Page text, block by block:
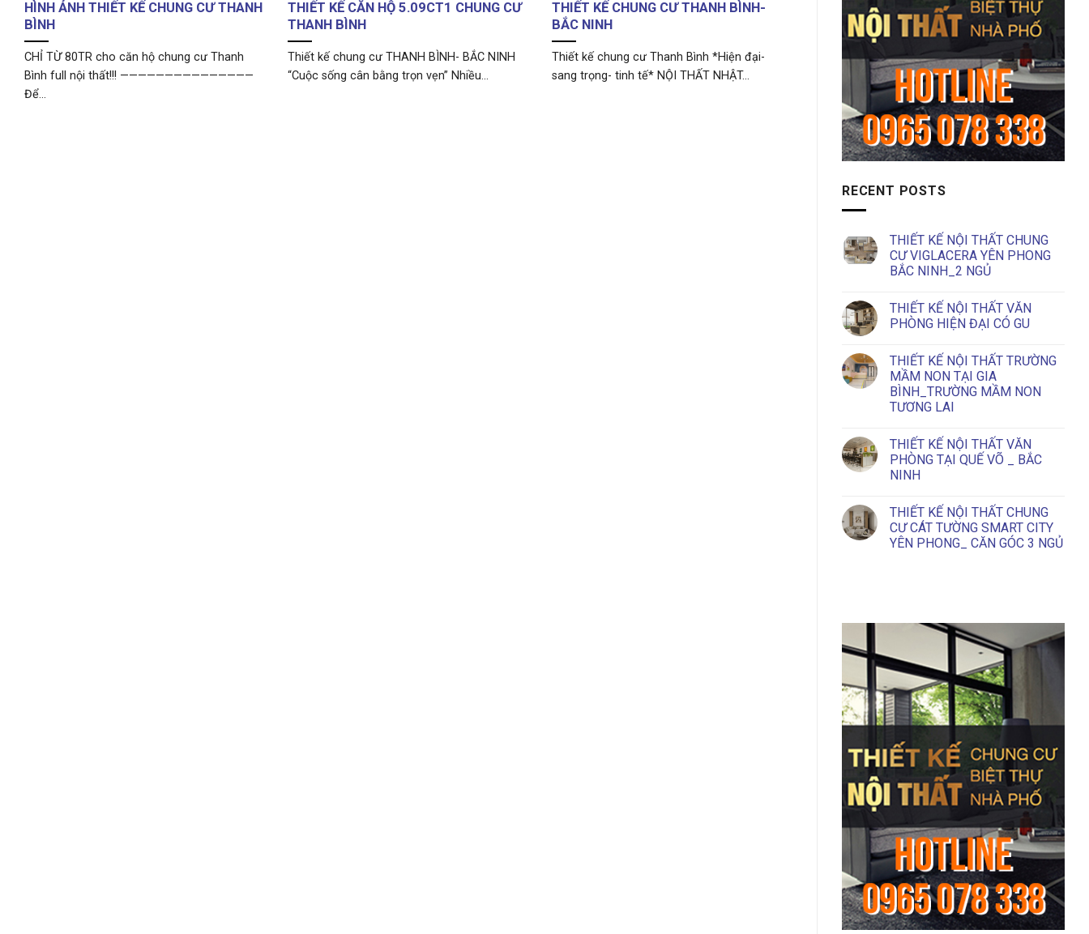
HÌNH ẢNH THIẾT KẾ CHUNG CƯ THANH
BÌNH
CHỈ TỪ 80TR cho căn hộ chung cư Thanh
Bình full nội thất!!! ———————————————
Để...
THIẾT KẾ CĂN HỘ 5.09CT1 CHUNG CƯ
THANH BÌNH
Thiết kế chung cư THANH BÌNH- BẮC NINH
“Cuộc sống cân bằng trọn vẹn” Nhiều...
THIẾT KẾ CHUNG CƯ THANH BÌNH-
BẮC NINH
Thiết kế chung cư Thanh Bình *Hiện đại-
sang trọng- tinh tế* NỘI THẤT NHẬT...
RECENT POSTS
THIẾT KẾ NỘI THẤT CHUNG
CƯ VIGLACERA YÊN PHONG
BẮC NINH_2 NGỦ
Comments
THIẾT
KẾ
CHUNG
CƯ
VIGLACERA
YÊN
PHONG
BẮC
THIẾT KẾ NỘI THẤT VĂN
PHÒNG HIỆN ĐẠI CÓ GU
Comments
THIẾT
KẾ
NỘI
THẤT
VĂN
ĐẠI
CÓ
GU
THIẾT KẾ NỘI THẤT TRƯỜNG
MẦM NON TẠI GIA
BÌNH_TRƯỜNG MẦM NON
TƯƠNG LAI
Comments
THIẾT
KẾ
NỘI
MẦM
NON
TẠI
GIA
BÌNH_TRƯỜNG
THIẾT KẾ NỘI THẤT VĂN
PHÒNG TẠI QUẾ VÕ _ BẮC
NINH
Comments
THIẾT
KẾ
NỘI
THIẾT KẾ NỘI THẤT CHUNG
CƯ CÁT TƯỜNG SMART CITY
YÊN PHONG_ CĂN GÓC 3 NGỦ
THẤT
CÁT
TƯỜNG
SMART
CITY
YÊN
PHONG_
CĂN
GÓC
NGỦ